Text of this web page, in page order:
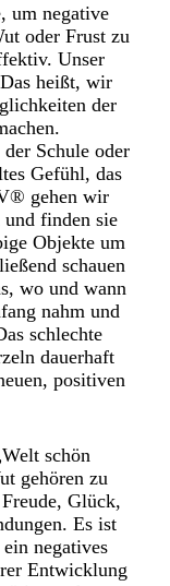
um negative
oder Frust zu
Unser
heißt, wir
der
Schule oder
Gefühl, das
gehen wir
und finden sie
Objekte um
schauen
wo und wann
nahm und
schlechte
dauerhaft
positiven
schön
gehören zu
Glück,
Es ist
negatives
Entwicklung